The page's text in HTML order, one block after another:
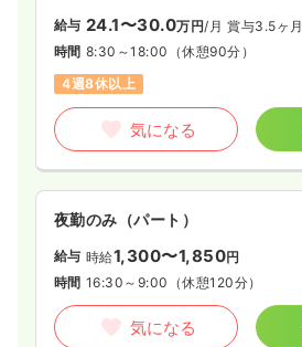
給与 24.1〜30.0万円/月 賞与3.5ヶ月
時間 8:30～18:00 （休憩90分）
4週8休以上
気になる
夜勤のみ（パート）
給与 時給1,300〜1,850円
時間 16:30～9:00 （休憩120分）
気になる